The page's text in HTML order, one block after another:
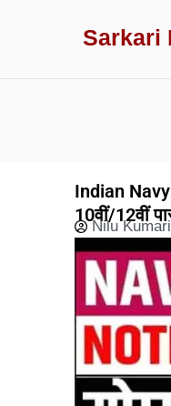
Sarkari
Indian Navy
10वीं/12वीं
Nilu Kumari